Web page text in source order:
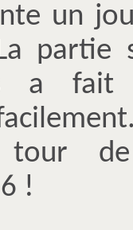
un
partie
a fait
tour
!